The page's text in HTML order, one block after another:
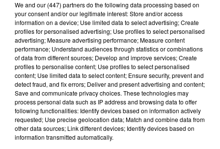
Lecture (2 min 22 sec)
100%
100% Radio les infos de l'Ariege
We and our (447) partnersdo the following data processing based on
your consent and/or our legitimate interest: Store and/or access
information on a device; Use limited data to select advertising; Create
profiles for personalised advertising; Use profiles to select personalised
advertising; Measure advertising performance; Measure content
performance; Understand audiences through statistics or combinations
of data from different sources; Develop and improve services; Create
profiles to personalise content; Use profiles to select personalised
content; Use limited data to select content; Ensure security, prevent and
detect fraud, and fix errors; Deliver and present advertising and content;
Save and communicate privacy choices. These technologies may
process personal data such as IP address and browsing data to offer
following functionalities: Identify devices based on information actively
requested; Use precise geolocation data; Match and combine data from
other data sources; Link different devices; Identify devices based on
information transmitted automatically.